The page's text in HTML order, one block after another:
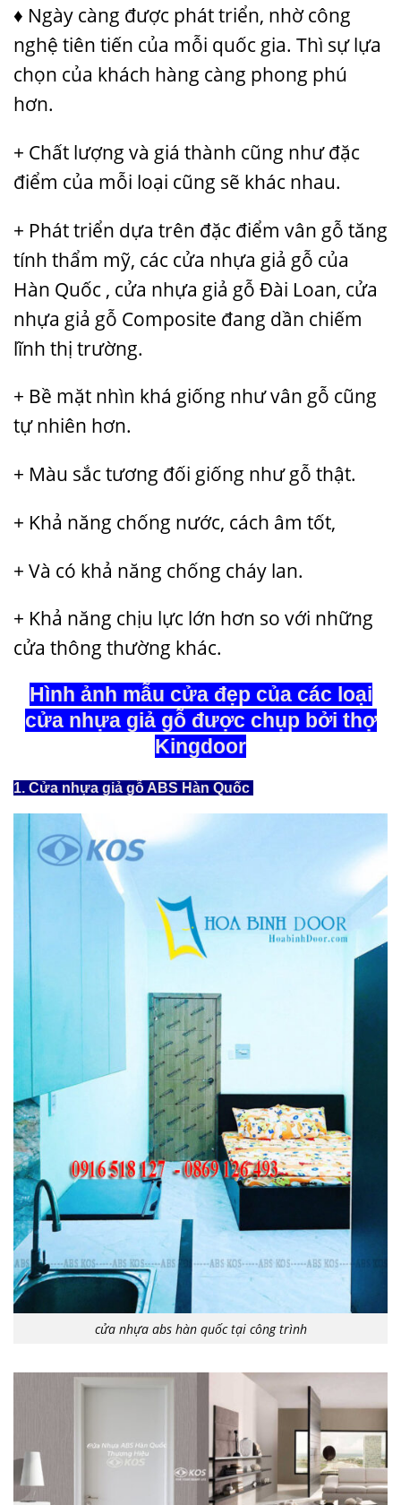
♦ Ngày càng được phát triển, nhờ công
nghệ tiên tiến của mỗi quốc gia. Thì sự lựa
chọn của khách hàng càng phong phú
hơn.
+ Chất lượng và giá thành cũng như đặc
điểm của mỗi loại cũng sẽ khác nhau.
+ Phát triển dựa trên đặc điểm vân gỗ tăng
tính thẩm mỹ, các cửa nhựa giả gỗ của
Hàn Quốc , cửa nhựa giả gỗ Đài Loan, cửa
nhựa giả gỗ Composite đang dần chiếm
lĩnh thị trường.
+ Bề mặt nhìn khá giống như vân gỗ cũng
tự nhiên hơn.
+ Màu sắc tương đối giống như gỗ thật.
+ Khả năng chống nước, cách âm tốt,
+ Và có khả năng chống cháy lan.
+ Khả năng chịu lực lớn hơn so với những
cửa thông thường khác.
Hình ảnh mẫu cửa đẹp của các loại
cửa nhựa giả gỗ được chụp bởi thợ
Kingdoor
1. Cửa nhựa giả gỗ ABS Hàn Quốc
cửa nhựa abs hàn quốc tại công trình